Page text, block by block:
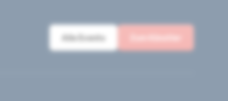
Alle Events